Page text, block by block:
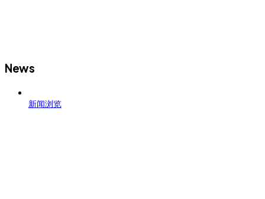
News
新闻浏览